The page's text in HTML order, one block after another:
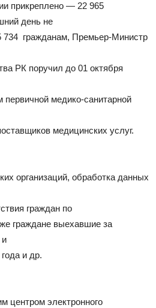
прикреплено — 22 965
день не
734 гражданам, Премьер-Министр
РК поручил до 01 октября
первичной медико-санитарной
медицинских услуг.
организаций, обработка данных
граждан по
граждане выехавшие за
и
и др.
центром электронного